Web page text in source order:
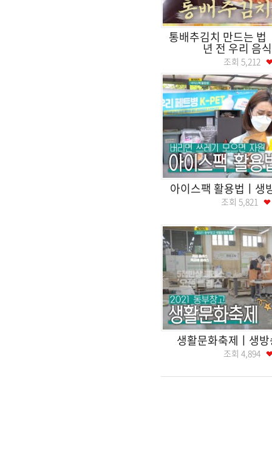
통배추김치 만드는 법
년 전 우리 음
조회 5,212
아이스팩 활용법ㅣ생
조회 5,821
생활문화축제ㅣ생
조회 4,894